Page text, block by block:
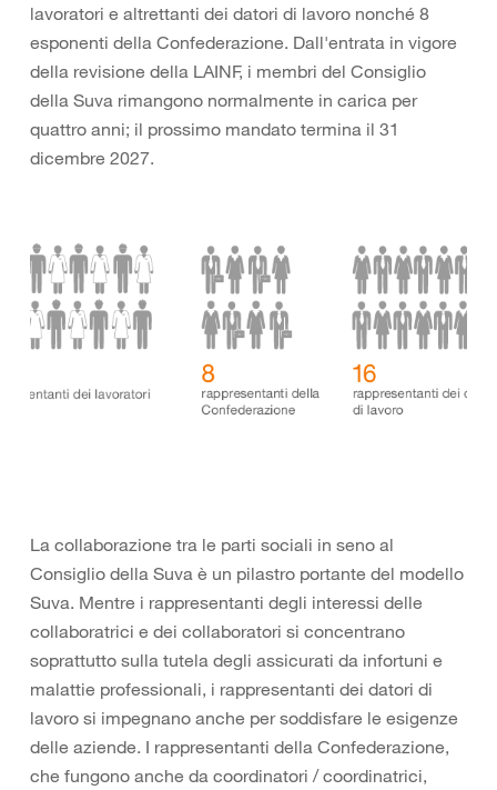
lavoratori e altrettanti dei datori di lavoro nonché 8
esponenti della Confederazione. Dall'entrata in vigore
della revisione della LAINF, i membri del Consiglio
della Suva rimangono normalmente in carica per
quattro anni; il prossimo mandato termina il 31
dicembre 2027.
La collaborazione tra le parti sociali in seno al
Consiglio della Suva è un pilastro portante del modello
Suva. Mentre i rappresentanti degli interessi delle
collaboratrici e dei collaboratori si concentrano
soprattutto sulla tutela degli assicurati da infortuni e
malattie professionali, i rappresentanti dei datori di
lavoro si impegnano anche per soddisfare le esigenze
delle aziende. I rappresentanti della Confederazione,
che fungono anche da coordinatori / coordinatrici,